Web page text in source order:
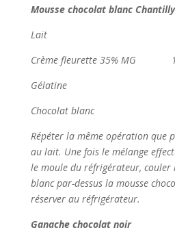
Mousse chocolat blanc Chantilly
Lait
Crème fleurette 35%
Chocolat
Répéter la même opération que
au lait. Une fois le mélange
le moule du réfrigérateur, couler
blanc par-dessus la mousse
réserver au réfrigérateur.
Ganache chocolat noir